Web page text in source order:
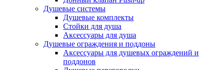
Душевые системы
Душевые комплекты
Стойки для душа
Аксессуары для душа
Душевые ограждения и поддоны
Аксессуары для душевых ограждений и
поддонов